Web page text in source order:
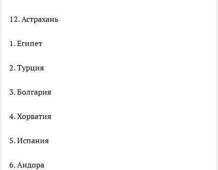
12. Астрахань
1. Египет
2. Турция
3. Болгария
4. Хорватия
5. Испания
6. Андора